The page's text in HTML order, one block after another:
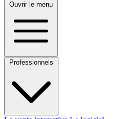
Ouvrir le menu
Professionnels